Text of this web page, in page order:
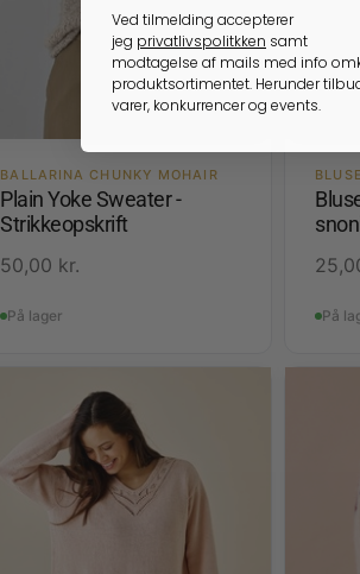
BALLARINA CHUNKY MOHAIR
Plain Yoke Sweater -
Strikkeopskrift
50,00 kr.
På lager På
Ved tilmelding accepterer
jeg privatlivspolitkken samt
modtagelse af mails med info
produktsortimentet. Herunder
varer, konkurrencer og events.